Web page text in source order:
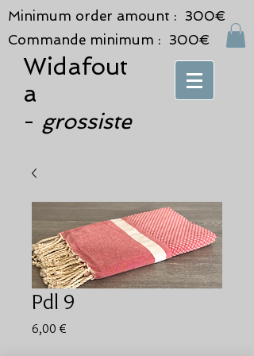
Minimum order amount : 300€
Commande minimum : 300€
Widafout
a
- grossiste
Pdl 9
6,00 €